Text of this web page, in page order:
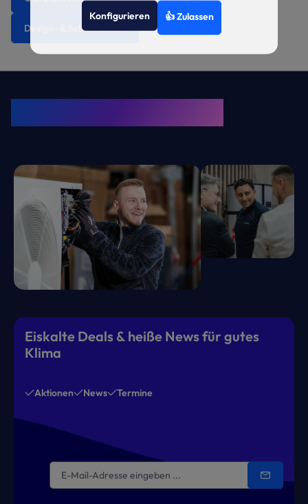
Design- & Schallhauben
Eiskalte Deals & heiße News für gutes
Klima
Aktionen News Termine
Konfigurieren 👍 Zulassen